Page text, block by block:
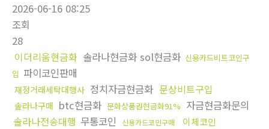
2026-06-16 08:25
조회
28
이더리움현금화 솔라나현금화 sol현금화 신용카드비트코인구
입 파이코인판매
재정거래세탁대행사 정치자금현금화 문상비트구입
솔라나구매 btc현금화 문화상품권현금화91% 자금현금화문의
솔라나전송대행 무통코인 신용카드코인구매 이체코인